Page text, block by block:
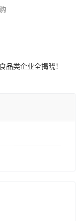
品类企业全揭晓！